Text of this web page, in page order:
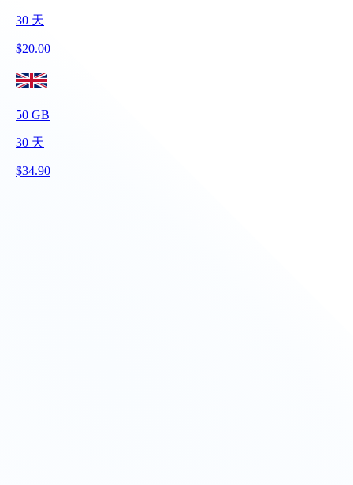
30 天
$20.00
50 GB
30 天
$34.90